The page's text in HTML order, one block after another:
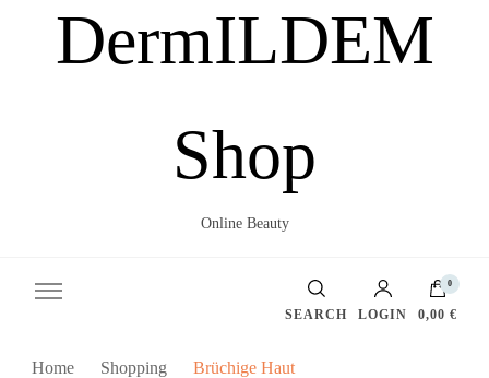
DermILDEM
Shop
Online Beauty
SEARCH LOGIN
0
0,00 €
Home Shopping Brüchige Haut